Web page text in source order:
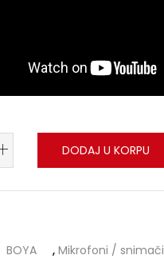
DODAJ U KORPU
BOYA , Mikrofoni / snimači